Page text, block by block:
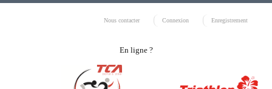
Nous contacter Connexion Enregistrement
En ligne ?